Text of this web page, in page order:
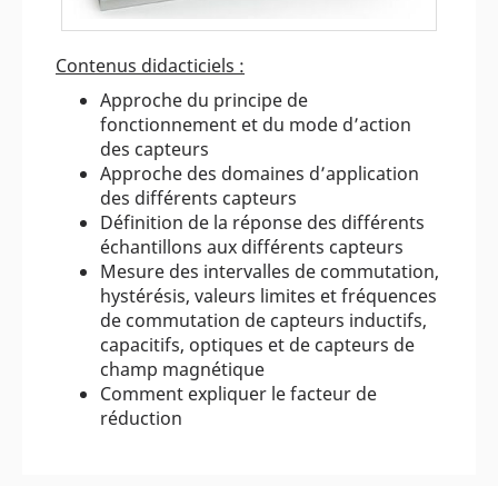
Contenus didacticiels :
Approche du principe de
fonctionnement et du mode d’action
des capteurs
Approche des domaines d’application
des différents capteurs
Définition de la réponse des différents
échantillons aux différents capteurs
Mesure des intervalles de commutation,
hystérésis, valeurs limites et fréquences
de commutation de capteurs inductifs,
capacitifs, optiques et de capteurs de
champ magnétique
Comment expliquer le facteur de
réduction